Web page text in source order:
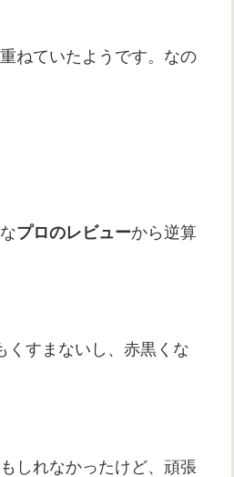
ねていたようです。なの
プロのレビューから逆算
くすまないし、赤黒くな
しれなかったけど、頑張